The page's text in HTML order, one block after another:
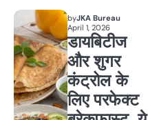
byJKA Bureau
April 1, 2026
डायबिटीज
और शुगर
कंट्रोल के
लिए परफेक्ट